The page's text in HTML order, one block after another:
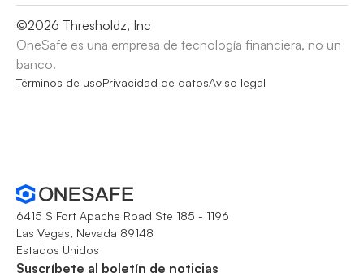
©2026 Thresholdz, Inc
OneSafe es una empresa de tecnología financiera, no un
banco.
Términos de usoPrivacidad de datosAviso legal
6415 S Fort Apache Road Ste 185 - 1196
Las Vegas, Nevada 89148
Estados Unidos
Suscríbete al boletín de noticias